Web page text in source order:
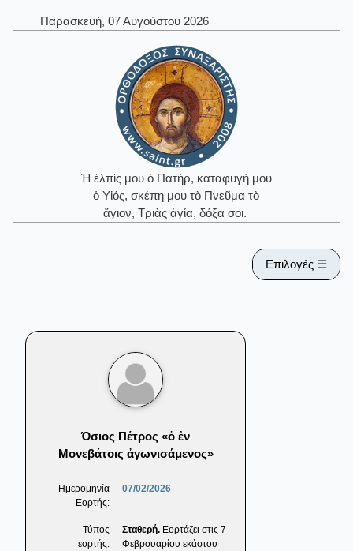
Παρασκευή, 07 Αυγούστου 2026
Ἡ ἐλπίς μου ὁ Πατήρ, καταφυγή μου
ὁ Υἱός, σκέπη μου τὸ Πνεῦμα τὸ
ἅγιον, Τριὰς ἁγία, δόξα σοι.
Επιλογές ☰
Όσιος Πέτρος «ὁ ἐν
Μονεβάτοις ἀγωνισάμενος»
Ημερομηνία
Εορτής:
07/02/2026
Τύπος
εορτής:
Σταθερή. Εορτάζει στις 7
Φεβρουαρίου εκάστου